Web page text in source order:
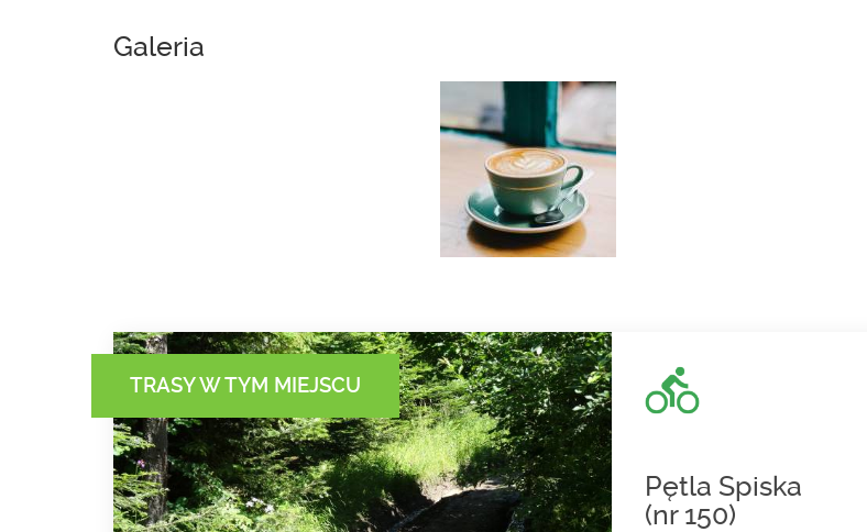
Galeria
TRASY W TYM MIEJSCU
Pętla Spiska
(nr 150)